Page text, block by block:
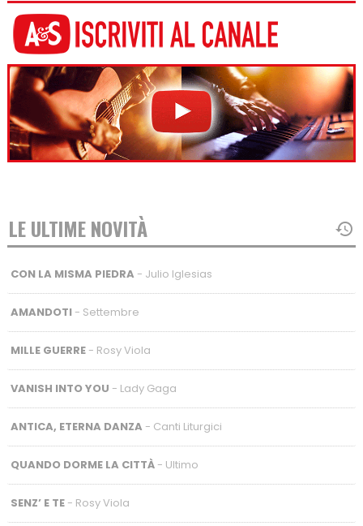
LE ULTIME NOVITÀ
CON LA MISMA PIEDRA - Julio Iglesias
AMANDOTI- Settembre
MILLE GUERRE- Rosy Viola
VANISH INTO YOU - Lady Gaga
ANTICA, ETERNA DANZA - Canti Liturgici
QUANDO DORME LA CITTÀ- Ultimo
SENZ’ E TE- Rosy Viola